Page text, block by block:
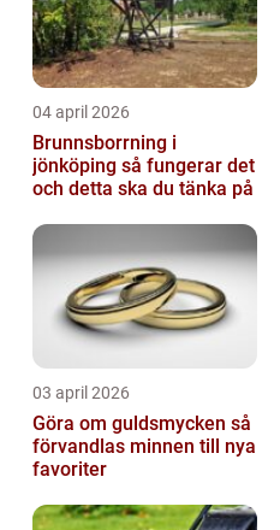
04 april 2026
Brunnsborrning i
jönköping så fungerar det
och detta ska du tänka på
03 april 2026
Göra om guldsmycken så
förvandlas minnen till nya
favoriter